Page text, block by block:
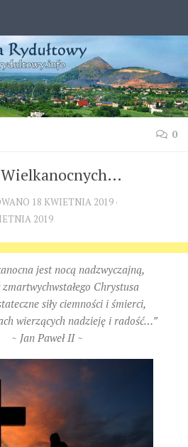
0
Wielkanocnych…
18 KWIETNIA 2019 ·
2019
jest nocą nadzwyczajną,
Chrystusa
siły ciemności i śmierci,
wierzących nadzieję i radość…”
~ Jan Paweł II ~